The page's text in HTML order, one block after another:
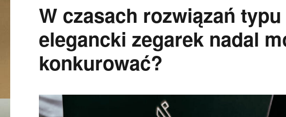
W czasach rozwiązań
elegancki zegarek nadal
konkurować?